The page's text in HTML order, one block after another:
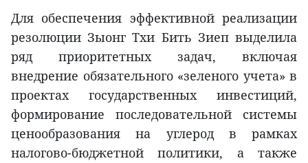
Для обеспечения эффективной реализации
резолюции Зыонг Тхи Бить Зиеп выделила
ряд приоритетных задач, включая
внедрение обязательного «зеленого учета» в
проектах государственных инвестиций,
формирование последовательной системы
ценообразования на углерод в рамках
налогово-бюджетной политики, а также